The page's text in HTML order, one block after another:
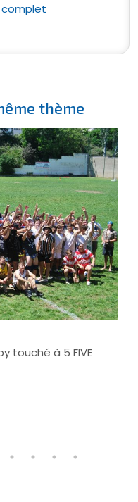
complet
thème
touché à 5 FIVE